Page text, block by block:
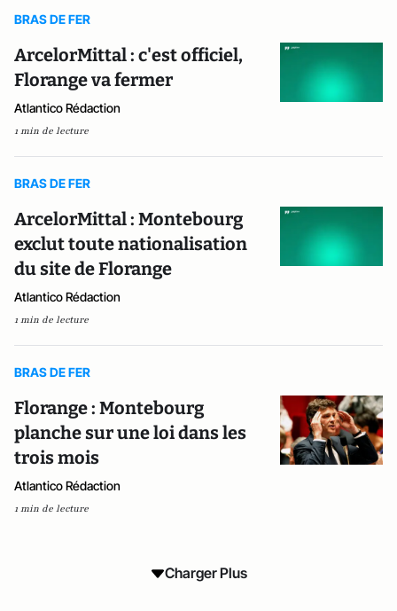
BRAS DE FER
ArcelorMittal : c'est officiel,
Florange va fermer
Atlantico Rédaction
1 min de lecture
BRAS DE FER
ArcelorMittal : Montebourg
exclut toute nationalisation
du site de Florange
Atlantico Rédaction
1 min de lecture
BRAS DE FER
Florange : Montebourg
planche sur une loi dans les
trois mois
Atlantico Rédaction
1 min de lecture
Charger Plus